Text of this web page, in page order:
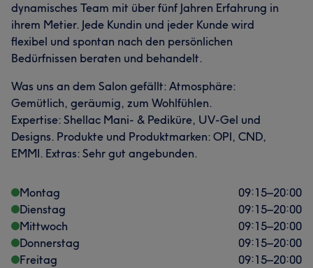
dynamisches Team mit über fünf Jahren Erfahrung in
ihrem Metier. Jede Kundin und jeder Kunde wird
flexibel und spontan nach den persönlichen
Bedürfnissen beraten und behandelt.
Was uns an dem Salon gefällt: Atmosphäre:
Gemütlich, geräumig, zum Wohlfühlen.
Expertise: Shellac Mani- & Pediküre, UV-Gel und
Designs. Produkte und Produktmarken: OPI, CND,
EMMI. Extras: Sehr gut angebunden.
Montag 09:15–20:00
Dienstag
09:15–20:00
Mittwoch
09:15–20:00
Donnerstag
09:15–20:00
Freitag
09:15–20:00